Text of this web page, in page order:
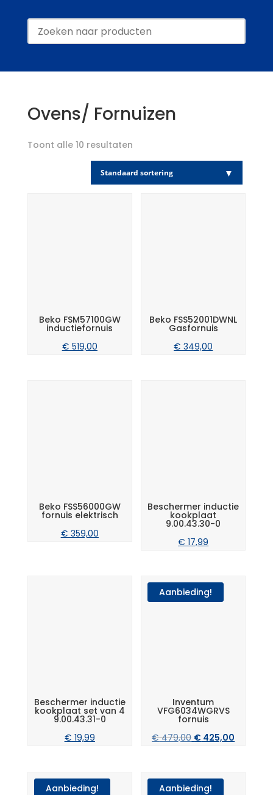
Ovens/ Fornuizen
Toont alle 10 resultaten
Beko FSM57100GW
inductiefornuis
€ 519,00
Beko FSS52001DWNL
Gasfornuis
€ 349,00
Beko FSS56000GW
fornuis elektrisch
€ 359,00
Beschermer inductie
kookplaat
9.00.43.30-0
€ 17,99
Beschermer inductie
kookplaat set van 4
9.00.43.31-0
€ 19,99
Aanbieding!
Inventum
VFG6034WGRVS
fornuis
€479,00 Oorspronkelijke
€ 479,00.
€ 425,00
Aanbieding! Aanbieding!